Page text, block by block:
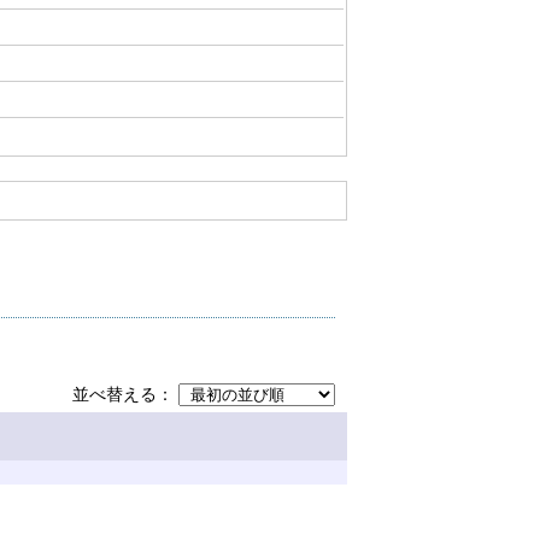
並べ替える